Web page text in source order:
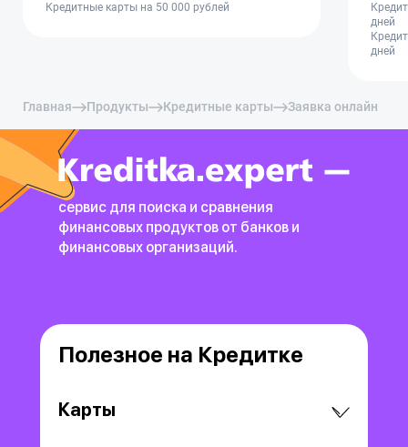
Кредитные карты на 50 000 рублей
дней
дней
Главная Продукты Кредитные карты Заявка онлайн
сервис для поиска и сравнения
финансовых продуктов от банков и
финансовых организаций.
Полезное на Кредитке
Карты